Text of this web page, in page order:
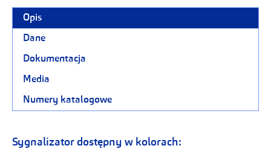
Opis
Dane
Dokumentacja
Media
Numery katalogowe
Sygnalizator dostępny w kolorach: